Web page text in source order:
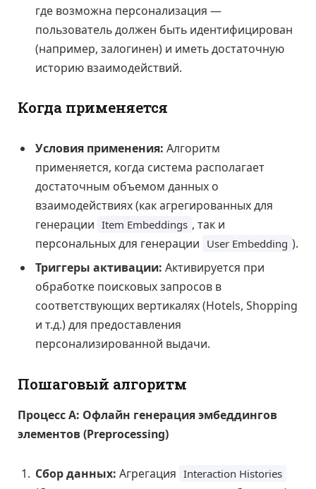
где возможна персонализация —
пользователь должен быть идентифицирован
(например, залогинен) и иметь достаточную
историю взаимодействий.
Когда применяется
Условия применения: Алгоритм
применяется, когда система располагает
достаточным объемом данных о
взаимодействиях (как агрегированных для
генерации Item Embeddings , так и
персональных для генерации User Embedding ).
Триггеры активации: Активируется при
обработке поисковых запросов в
соответствующих вертикалях (Hotels, Shopping
и т.д.) для предоставления
персонализированной выдачи.
Пошаговый алгоритм
Процесс А: Офлайн генерация эмбеддингов
элементов (Preprocessing)
Сбор данных: Агрегация Interaction Histories